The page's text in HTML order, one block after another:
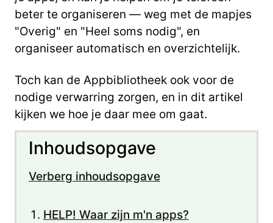
beter te organiseren — weg met de mapjes
"Overig" en "Heel soms nodig", en
organiseer automatisch en overzichtelijk.
Toch kan de Appbibliotheek ook voor de
nodige verwarring zorgen, en in dit artikel
kijken we hoe je daar mee om gaat.
Inhoudsopgave
Verberg inhoudsopgave
HELP! Waar zijn m'n apps?